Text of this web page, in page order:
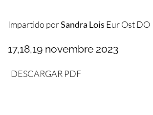
Impartido porSandra Lois Eur Ost DO
17,18,19 novembre 2023
DESCARGAR PDF